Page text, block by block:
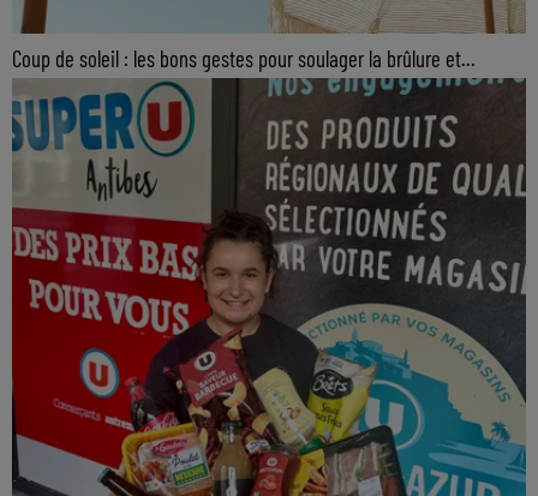
Coup de soleil : les bons gestes pour soulager la brûlure et...